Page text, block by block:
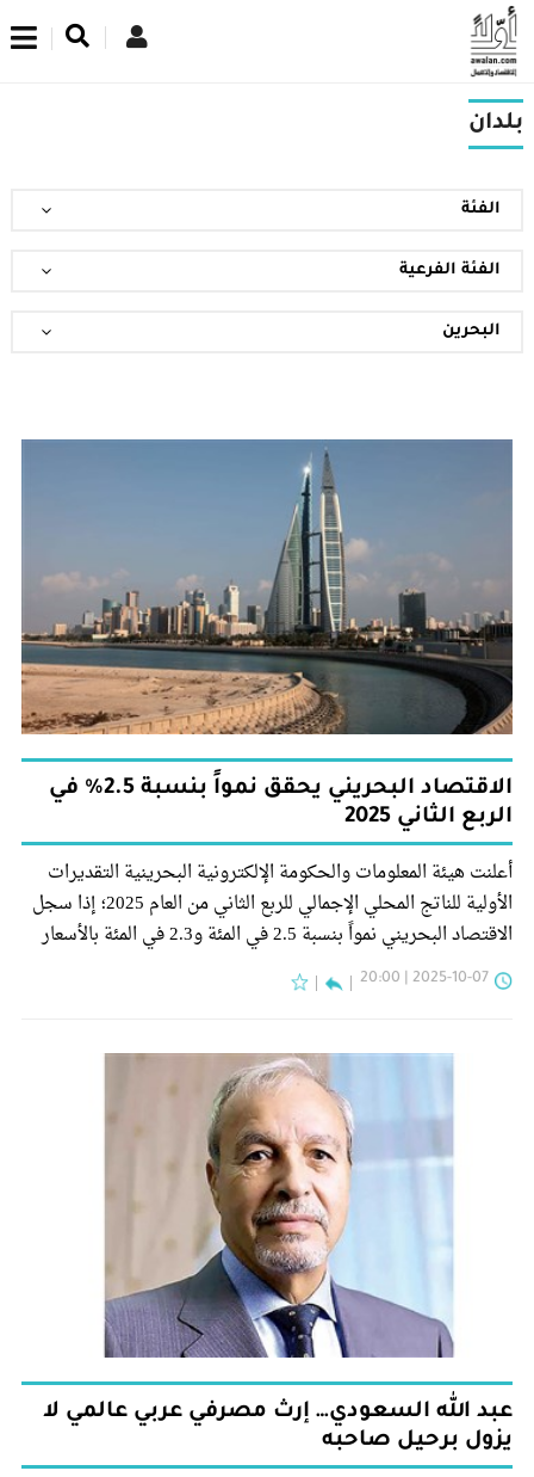
بلدان
الاقتصاد البحريني يحقق نمواً بنسبة 2.5% في
الربع الثاني 2025
أعلنت هيئة المعلومات والحكومة الإلكترونية البحرينية التقديرات
الأولية للناتج المحلي الإجمالي للربع الثاني من العام 2025؛ إذا سجل
الاقتصاد البحريني نمواً بنسبة 2.5 في المئة و2.3 في المئة بالأسعار
الثابتة والجارية على التوالي على أساس سنوي.
2025-10-07 | 20:00
عبد الله السعودي… إرث مصرفي عربي عالمي لا
يزول برحيل صاحبه